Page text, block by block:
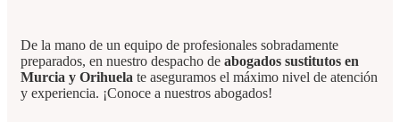
De la mano de un equipo de profesionales sobradamente
preparados, en nuestro despacho de abogados sustitutos en
Murcia y Orihuela te aseguramos el máximo nivel de atención
y experiencia. ¡Conoce a nuestros abogados!